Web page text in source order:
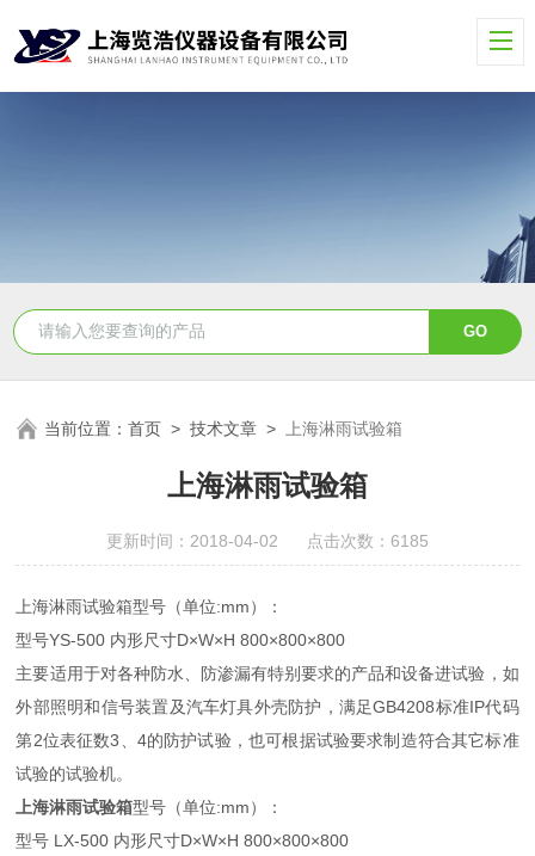
当前位置：首页 >技术文章 > 上海淋雨试验箱
上海淋雨试验箱
更新时间：2018-04-02 点击次数：6185
上海淋雨试验箱型号（单位:mm）：
型号YS-500 内形尺寸D×W×H 800×800×800
主要适用于对各种防水、防渗漏有特别要求的产品和设备进试验，如
外部照明和信号装置及汽车灯具外壳防护，满足GB4208标准IP代码
第2位表征数3、4的防护试验，也可根据试验要求制造符合其它标准
试验的试验机。
上海淋雨试验箱型号（单位:mm）：
型号 LX-500 内形尺寸D×W×H 800×800×800